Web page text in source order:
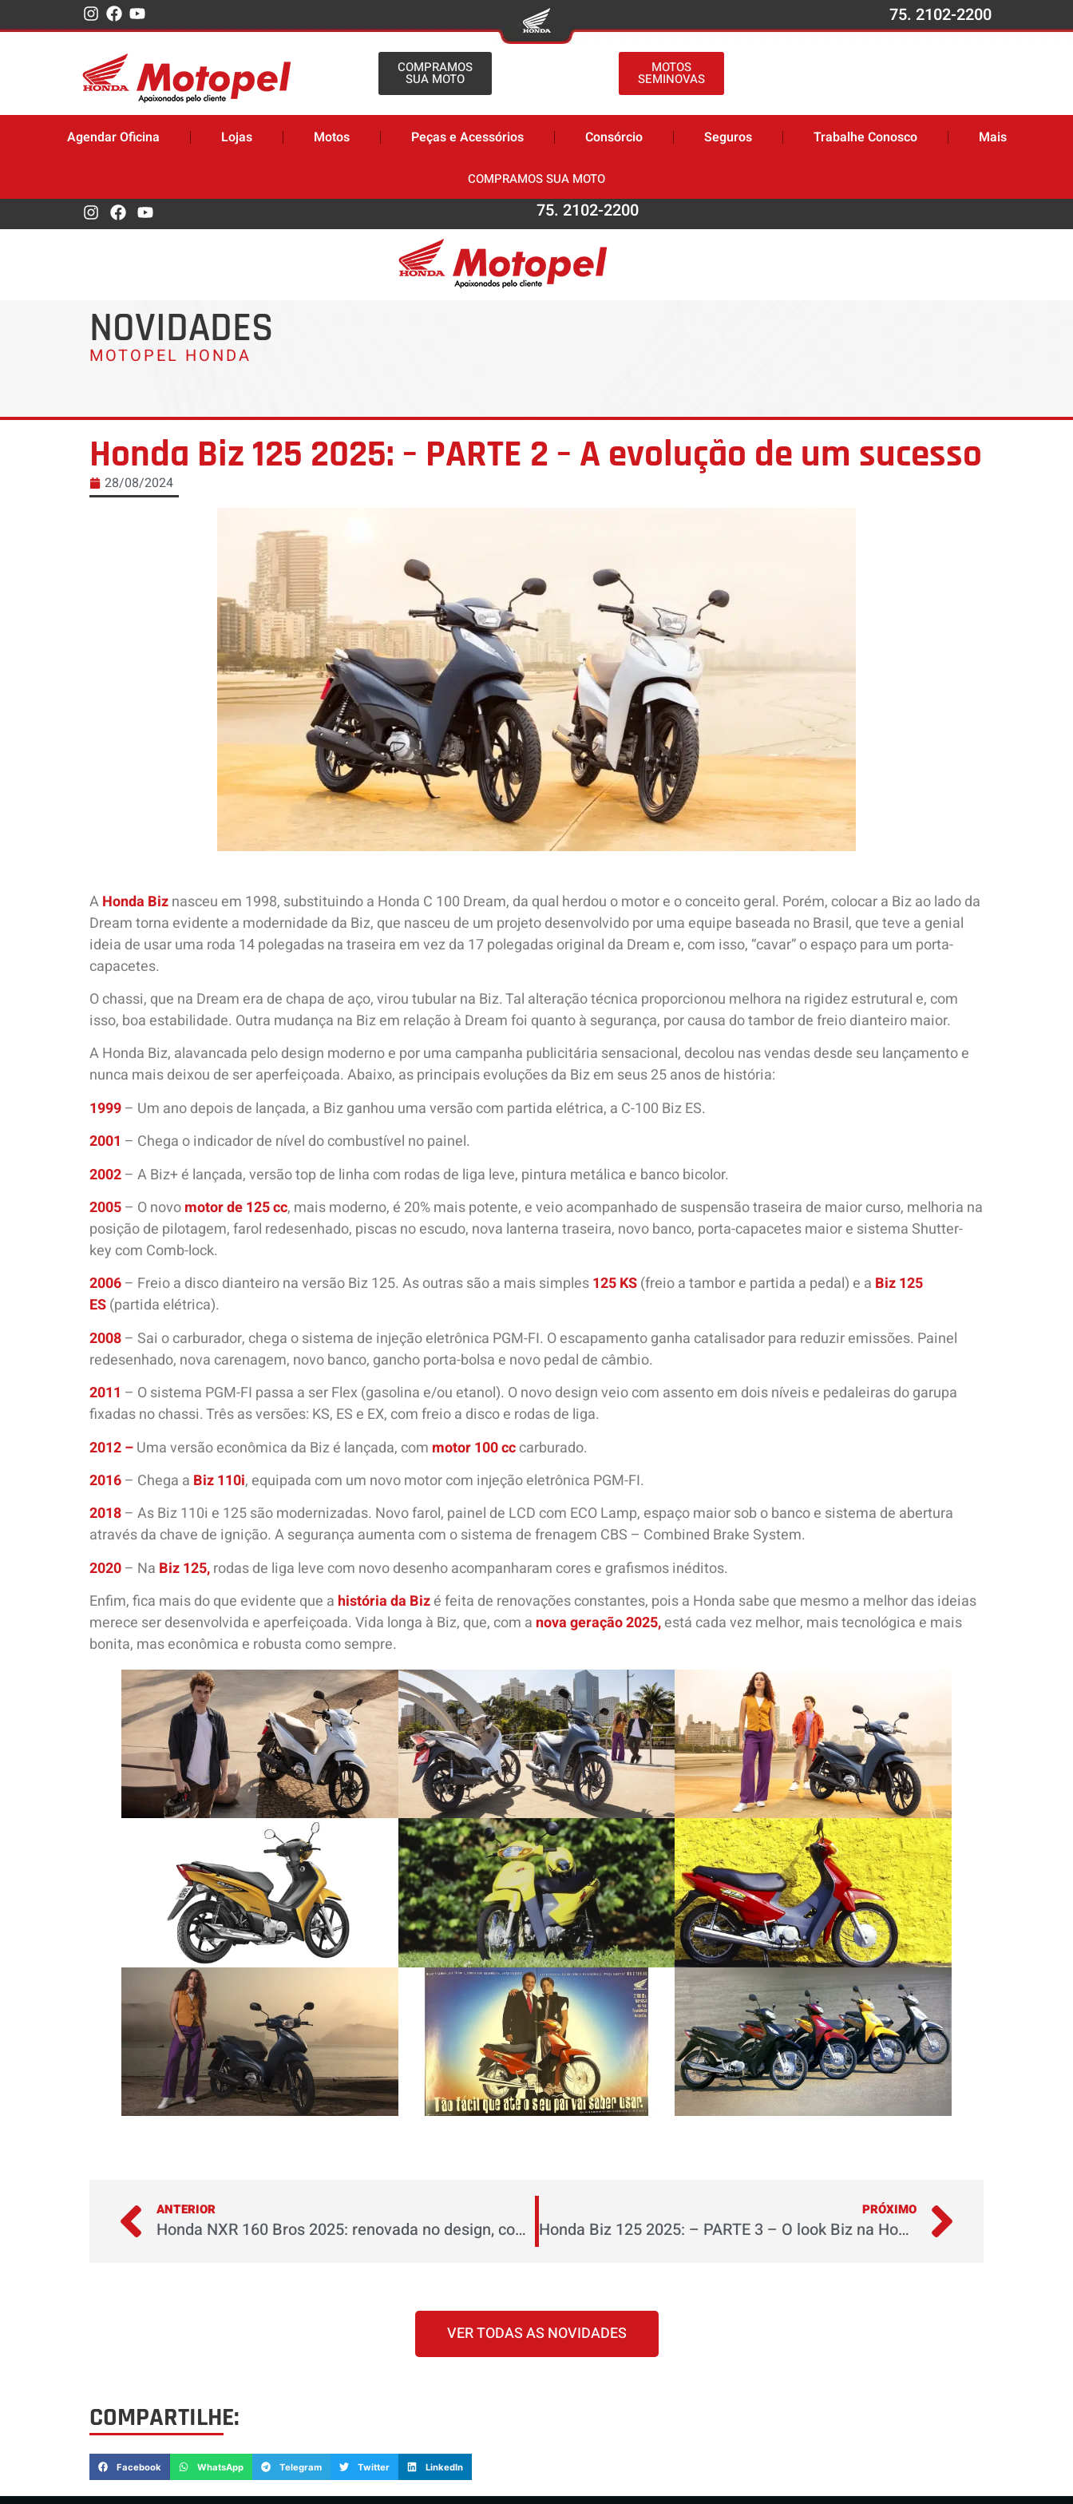
75. 2102-2200
COMPRAMOS
SUA MOTO
MOTOS
SEMINOVAS
Agendar Oficina Lojas Motos Peças e Acessórios Consórcio Seguros Trabalhe Conosco Mais
COMPRAMOS SUA MOTO
75. 2102-2200
NOVIDADES
MOTOPEL HONDA
Honda Biz 125 2025: – PARTE 2 – A evolução de um sucesso
28/08/2024
AHonda Biznasceu em 1998, substituindo a Honda C 100 Dream, da qual herdou o motor e o conceito geral. Porém, colocar a Biz ao lado da
Dream torna evidente a modernidade da Biz, que nasceu de um projeto desenvolvido por uma equipe baseada no Brasil, que teve a genial
ideia de usar uma roda 14 polegadas na traseira em vez da 17 polegadas original da Dream e, com isso, “cavar” o espaço para um porta-
capacetes.
O chassi, que na Dream era de chapa de aço, virou tubular na Biz. Tal alteração técnica proporcionou melhora na rigidez estrutural e, com
isso, boa estabilidade. Outra mudança na Biz em relação à Dream foi quanto à segurança, por causa do tambor de freio dianteiro maior.
A Honda Biz, alavancada pelo design moderno e por uma campanha publicitária sensacional, decolou nas vendas desde seu lançamento e
nunca mais deixou de ser aperfeiçoada. Abaixo, as principais evoluções da Biz em seus 25 anos de história:
1999– Um ano depois de lançada, a Biz ganhou uma versão com partida elétrica, a C-100 Biz ES.
2001 – Chega o indicador de nível do combustível no painel.
2002– A Biz+ é lançada, versão top de linha com rodas de liga leve, pintura metálica e banco bicolor.
2005– O novomotor de 125 cc, mais moderno, é 20% mais potente, e veio acompanhado de suspensão traseira de maior curso, melhoria na
posição de pilotagem, farol redesenhado, piscas no escudo, nova lanterna traseira, novo banco, porta-capacetes maior e sistema Shutter-
key com Comb-lock.
2006– Freio a disco dianteiro na versão Biz 125. As outras são a mais simples125 KS(freio a tambor e partida a pedal) e a Biz 125
ES(partida elétrica).
2008– Sai o carburador, chega o sistema de injeção eletrônica PGM-FI. O escapamento ganha catalisador para reduzir emissões. Painel
redesenhado, nova carenagem, novo banco, gancho porta-bolsa e novo pedal de câmbio.
2011 – O sistema PGM-FI passa a ser Flex (gasolina e/ou etanol). O novo design veio com assento em dois níveis e pedaleiras do garupa
fixadas no chassi. Três as versões: KS, ES e EX, com freio a disco e rodas de liga.
2012 –Uma versão econômica da Biz é lançada, com motor 100 cccarburado.
2016– Chega a Biz 110i, equipada com um novo motor com injeção eletrônica PGM-FI.
2018– As Biz 110i e 125 são modernizadas. Novo farol, painel de LCD com ECO Lamp, espaço maior sob o banco e sistema de abertura
através da chave de ignição. A segurança aumenta com o sistema de frenagem CBS – Combined Brake System.
2020– Na Biz 125,rodas de liga leve com novo desenho acompanharam cores e grafismos inéditos.
Enfim, fica mais do que evidente que a história da Bizé feita de renovações constantes, pois a Honda sabe que mesmo a melhor das ideias
merece ser desenvolvida e aperfeiçoada. Vida longa à Biz, que, com a nova geração 2025,está cada vez melhor, mais tecnológica e mais
bonita, mas econômica e robusta como sempre.
ANTERIOR
Honda NXR 160 Bros 2025: renovada no design, com aperfeiçoamentos técnicos e inédita versão ABS
PRÓXIMO
Honda Biz 125 2025: – PARTE 3 – O look Biz na Honda Store
VER TODAS AS NOVIDADES
COMPARTILHE:
Facebook WhatsApp Telegram Twitter LinkedIn